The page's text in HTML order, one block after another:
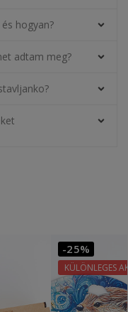
hogyan?
adtam meg?
-25%
KÜLÖNLEGES